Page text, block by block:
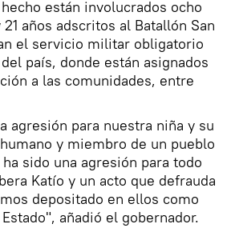
están involucrados ocho
años adscritos al Batallón San
el servicio militar obligatorio
país, donde están asignados
a las comunidades, entre
agresión para nuestra niña y su
y miembro de un pueblo
sido una agresión para todo
Katío y un acto que defrauda
depositado en ellos como
añadió el gobernador.